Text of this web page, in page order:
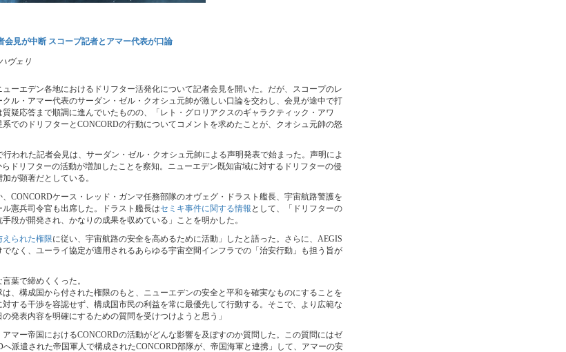
見が中断 スコープ記者とアマー代表が口論
ヴェリ
ーエデン各地におけるドリフター活発化について記者会見を開いた。だが、スコープのレ
ル・アマー代表のサーダン・ゼル・クオシュ元帥が激しい口論を交わし、会見が途中で打
疑応答まで順調に進んでいたものの、「レト・グロリアクスのギャラクティック・アワ
でのドリフターとCONCORDの行動についてコメントを求めたことが、クオシュ元帥の怒
われた記者会見は、サーダン・ゼル・クオシュ元帥による声明発表で始まった。声明によ
ドリフターの活動が増加したことを察知。ニューエデン既知宙域に対するドリフターの侵
が顕著だとしている。
CONCORDケース・レッド・ガンマ任務部隊のオヴェグ・ドラスト艦長、宇宙航路警護を
憲兵司令官も出席した。ドラスト艦長はセミキ事件に関する情報 として、「ドリフターの
段が開発され、かなりの成果を収めている」ことを明かした。
えられた権限に従い、宇宙航路の安全を高めるために活動」したと語った。さらに、AEGIS
なく、ユーライ協定が適用されるあらゆる宇宙空間インフラでの「治安行動」も担う旨が
葉で締めくくった。
は、構成国から付された権限のもと、ニューエデンの安全と平和を確実なものにすることを
する干渉を容認せず、構成国市民の利益を常に最優先して行動する。そこで、より広範な
発表内容を明確にするための質問を受けつけようと思う」
マー帝国におけるCONCORDの活動がどんな影響を及ぼすのか質問した。この質問にはゼ
派遣された帝国軍人で構成されたCONCORD部隊が、帝国海軍と連携」して、アマーの安